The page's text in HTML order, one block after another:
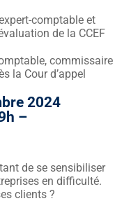
comptable et
de la CCEF
commissaire
la Cour d’appel
2024
–
de se sensibiliser
en difficulté.
clients ?